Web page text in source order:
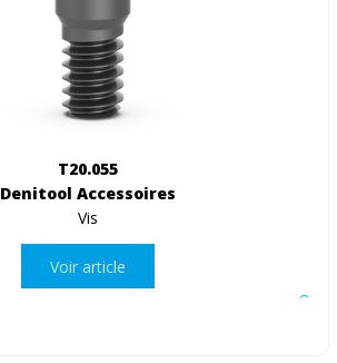
T20.055
Denitool Accessoires
Vis
Voir article